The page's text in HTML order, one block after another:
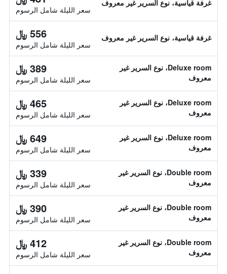
غرفة قياسية، نوع السرير غير معروف
سعر الليلة شامل الرسوم
غرفة قياسية، نوع السرير غير معروف 556 ﷼
سعر الليلة شامل الرسوم
Deluxe room، نوع السرير غير
معروف
389 ﷼
سعر الليلة شامل الرسوم
Deluxe room، نوع السرير غير
معروف
465 ﷼
سعر الليلة شامل الرسوم
Deluxe room، نوع السرير غير
معروف
649 ﷼
سعر الليلة شامل الرسوم
Double room، نوع السرير غير
معروف
339 ﷼
سعر الليلة شامل الرسوم
Double room، نوع السرير غير
معروف
390 ﷼
سعر الليلة شامل الرسوم
Double room، نوع السرير غير
معروف
412 ﷼
سعر الليلة شامل الرسوم